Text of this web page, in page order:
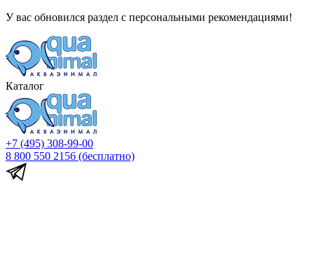
У вас обновился раздел с персональными рекомендациями!
Каталог
+7 (495) 308-99-00
8 800 550 2156 (бесплатно)